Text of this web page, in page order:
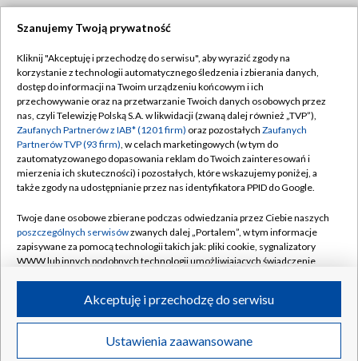
TVP
Abonament TVP
Emisja w TVP
Centrum informacji TVP
Naziemna Telewizja Cyfrowa
Rada Programowa
System NOS
Informacje o nadawcy
Program dla prasy
Ogłoszenie przetargowe
Regulamin TVP
Polityka prywatności
Moje zgody
Pomoc
Kontakt
Kanały
©2026 Telewizja Polska S.A. w likwidacji
Szanujemy Twoją prywatność
Kliknij "Akceptuję i przechodzę do serwisu", aby wyrazić zgody na
korzystanie z technologii automatycznego śledzenia i zbierania danych,
dostęp do informacji na Twoim urządzeniu końcowym i ich
przechowywanie oraz na przetwarzanie Twoich danych osobowych przez
nas, czyli Telewizję Polską S.A. w likwidacji (zwaną dalej również „TVP”),
Zaufanych Partnerów z IAB* (1201 firm) oraz pozostałych Zaufanych
Partnerów TVP (93 firm), w celach marketingowych (w tym do
zautomatyzowanego dopasowania reklam do Twoich zainteresowań i
mierzenia ich skuteczności) i pozostałych, które wskazujemy poniżej, a
także zgody na udostępnianie przez nas identyfikatora PPID do Google.
Twoje dane osobowe zbierane podczas odwiedzania przez Ciebie naszych
poszczególnych serwisówzwanych dalej „Portalem”, w tym informacje
zapisywane za pomocą technologii takich jak: pliki cookie, sygnalizatory
WWW lub innych podobnych technologii umożliwiających świadczenie
ruchu w Internecie.
Twoje dane osobowe zbierane podczas odwiedzania przez Ciebie
poszczególnych serwisówna Portalu, takie jak adresy IP, identyfikatory
Ustawienia zaawansowane
Akceptuję i przechodzę do serwisu